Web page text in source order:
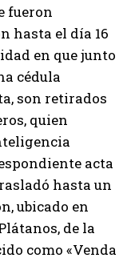
fueron
hasta el día 16
en que junto
cédula
son retirados
quien
acta
hasta un
ubicado en
de la
como «Venda